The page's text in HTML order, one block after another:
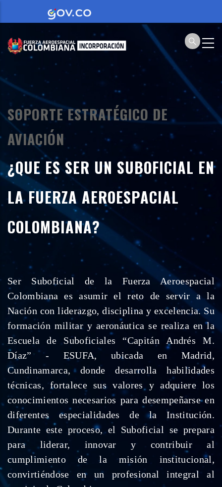
al
contenido
principal
SOPORTE ESTRATÉGICO DE
AVIACIÓN
¿QUE ES SER UN SUBOFICIAL EN
LA FUERZA AEROESPACIAL
COLOMBIANA?
Ser Suboficial de la Fuerza Aeroespacial
Colombiana es asumir el reto de servir a la
Nación con liderazgo, disciplina y excelencia. Su
formación militar y aeronáutica se realiza en la
Escuela de Suboficiales “Capitán Andrés M.
Díaz” - ESUFA, ubicada en Madrid,
Cundinamarca, donde desarrolla habilidades
técnicas, fortalece sus valores y adquiere los
conocimientos necesarios para desempeñarse en
diferentes especialidades de la Institución.
Durante este proceso, el Suboficial se prepara
para liderar, innovar y contribuir al
cumplimiento de la misión institucional,
convirtiéndose en un profesional integral al